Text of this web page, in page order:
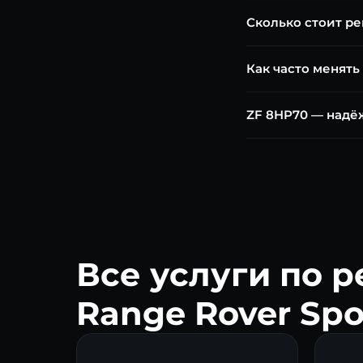
Сколько стоит
20 000 ₽.
Как часто
городской
ZF 8HP70 —
Все услуги по
Range Rover